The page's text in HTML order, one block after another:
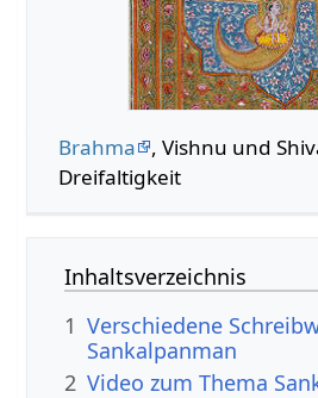
Brahma
, Vishnu und
Dreifaltigkeit
Inhaltsverzeichnis
1 Verschiedene
Sankalpanman
2 Video zum Thema